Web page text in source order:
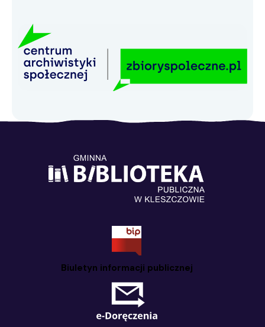
Biuletyn informacji publicznej